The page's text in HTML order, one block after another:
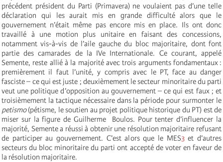
précédent président du Parti (Primavera) ne voulaient pas d’une telle
déclaration qui les aurait mis en grande difficulté alors que le
gouvernement n’était même pas encore mis en place. Ils ont donc
travaillé à une motion plus unitaire en faisant des concessions,
notamment vis-à-vis de l’aile gauche du bloc majoritaire, dont font
partie des camarades de la IVe Internationale. Ce courant, appelé
Semente, reste allié à la majorité avec trois arguments fondamentaux :
premièrement il faut l’unité, y compris avec le PT, face au danger
fasciste – ce qui est juste ; deuxièmement le secteur minoritaire du parti
veut une politique d’opposition au gouvernement – ce qui est faux ; et
troisièmement la tactique nécessaire dans la période pour surmonter le
petismo(pétisme, le soutien au projet politique historique du PT) est de
miser sur la figure de Guilherme Boulos. Pour tenter d’influencer la
majorité, Semente a réussi à obtenir une résolution majoritaire refusant
de participer au gouvernement. C’est alors que le MES3et d’autres
secteurs du bloc minoritaire du parti ont accepté de voter en faveur de
la résolution majoritaire.